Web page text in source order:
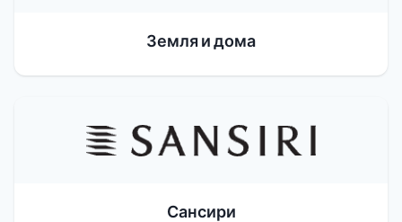
Земля и дома
Сансири